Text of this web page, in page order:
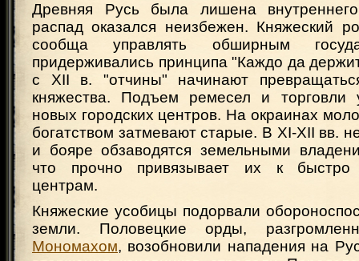
Древняя Русь была лишена
распад оказался неизбежен. Княжеский
сообща управлять обширным
придерживались принципа "Каждо да
с XII в. "отчины" начинают
княжества. Подъем ремесел и торговли
новых городских центров. На окраинах
богатством затмевают старые. В XI-XII вв.
и бояре обзаводятся земельными
что прочно привязывает их к
центрам.
Княжеские усобицы подорвали
земли. Половецкие орды,
Мономахом, возобновили нападения на